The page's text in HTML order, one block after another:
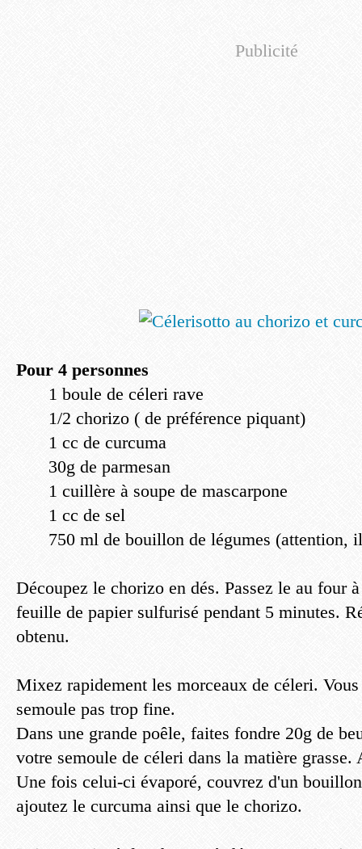
Publicité
Pour 4 personnes
1 boule de céleri rave
1/2 chorizo ( de préférence piquant)
1 cc de curcuma
30g de parmesan
1 cuillère à soupe de mascarpone
1 cc de sel
750 ml de bouillon de légumes (attention,
Découpez le chorizo en dés. Passez le au four
feuille de papier sulfurisé pendant 5 minutes.
obtenu.
Mixez rapidement les morceaux de céleri.
semoule pas trop fine.
Dans une grande poêle, faites fondre 20g de
votre semoule de céleri dans la matière
Une fois celui-ci évaporé, couvrez d'un
ajoutez le curcuma ainsi que le chorizo.